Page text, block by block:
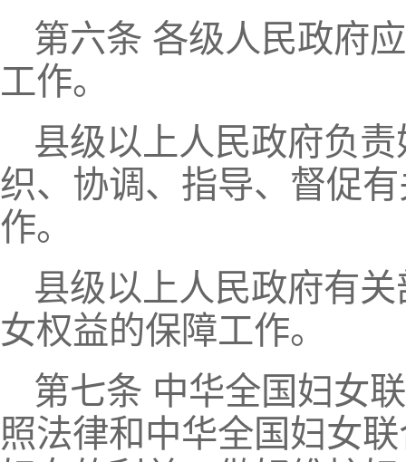
第六条 各级人民政府
工作。
县级以上人民政府负
织、协调、指导、督促
作。
县级以上人民政府有
女权益的保障工作。
第七条 中华全国妇女
照法律和中华全国妇女